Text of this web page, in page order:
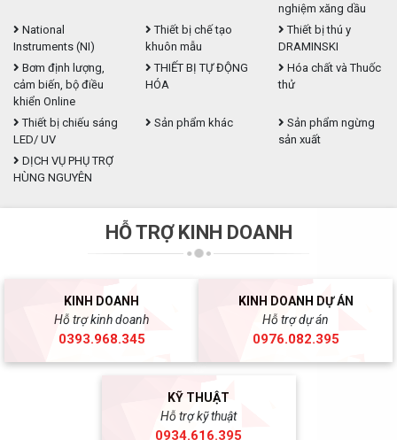
nghiệm xăng dầu
National
Instruments (NI)
Thiết bị chế tạo
khuôn mẫu
Thiết bị thú y
DRAMINSKI
Bơm định lượng,
cảm biến, bộ điều
khiển Online
THIẾT BỊ TỰ ĐỘNG
HÓA
Hóa chất và Thuốc
thử
Thiết bị chiếu sáng
LED/ UV
Sản phẩm khác
Sản phẩm ngừng
sản xuất
DỊCH VỤ PHỤ TRỢ
HÙNG NGUYÊN
HỖ TRỢ KINH DOANH
KINH DOANH
Hỗ trợ kinh doanh
0393.968.345
KINH DOANH DỰ ÁN
Hỗ trợ dự án
0976.082.395
KỸ THUẬT
Hỗ trợ kỹ thuật
0934.616.395